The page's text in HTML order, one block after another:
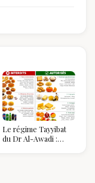
Le régime Tayyibat
du Dr Al-Awadi :